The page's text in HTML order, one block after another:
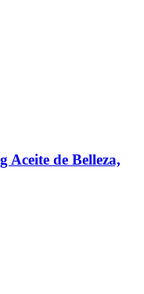
Aceite de Belleza,